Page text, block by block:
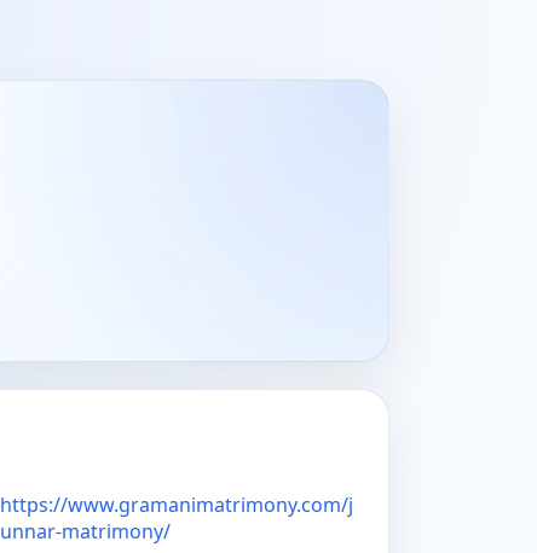
https://www.gramanimatrimony.com/j
unnar-matrimony/